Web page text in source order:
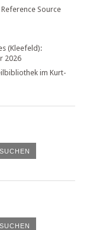
Source
(Kleefeld):
2026
im Kurt-
SUCHEN